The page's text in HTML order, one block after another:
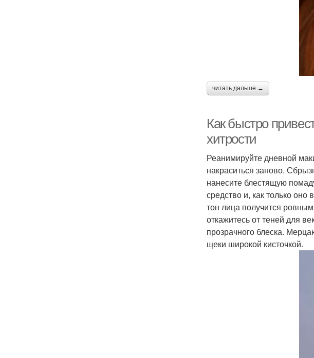
читать дальше →
Как быстро
хитрости
Реанимируйте дневной
накраситься заново.
нанесите блестящую
средство и, как только
тон лица получится
откажитесь от теней для
прозрачного блеска.
щеки широкой кисточкой.